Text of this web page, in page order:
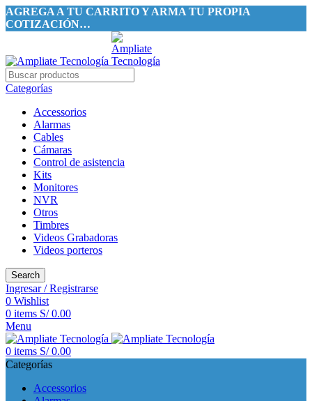
AGREGA A TU CARRITO Y ARMA TU PROPIA
COTIZACIÓN…
Categorías
Accessorios
Alarmas
Cables
Cámaras
Control de asistencia
Kits
Monitores
NVR
Otros
Timbres
Videos Grabadoras
Videos porteros
Search
Ingresar / Registrarse
0 Wishlist
0 items S/0.00
Menu
0 items S/0.00
Categorías
Accessorios